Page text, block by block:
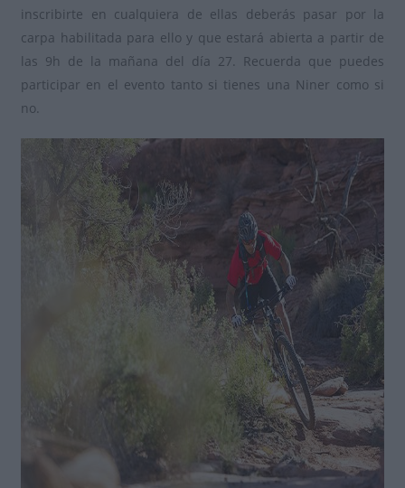
inscribirte en cualquiera de ellas deberás pasar por la
carpa habilitada para ello y que estará abierta a partir de
las 9h de la mañana del día 27. Recuerda que puedes
participar en el evento tanto si tienes una Niner como si
no.